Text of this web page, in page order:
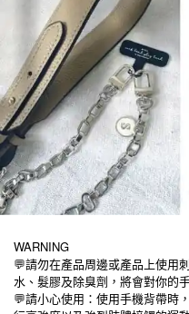
WARNING
💬請勿在產品周邊或產品上使用
水、髮膠及除臭劑，將會對你的
💬請小心使用：使用手機背帶時